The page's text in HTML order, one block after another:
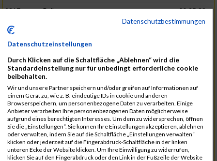
2317
Golbar
00:25:38
5561
00:25:38
12006
Laudien
9273
Nicotra
7717
Lades
00:25:38
15581
Adamczak
00:25:38
3162
Heilig
00:25:39
3107
Schork
00:25:40
5888
Regneri
00:25:41
8971
Bien 00:25:42
Datenschutzbestimmungen
Datenschutzeinstellungen
Durch Klicken auf die Schaltfläche „Ablehnen“ wird die
Standardeinstellung nur für unbedingt erforderliche cookie
beibehalten.
Wir und unsere Partner speichern und/oder greifen auf Informationen auf
einem Gerät zu, wie z. B. eindeutige IDs in cookie und anderen
Browserspeichern, um personenbezogene Daten zu verarbeiten. Einige
Anbieter verarbeiten Ihre personenbezogenen Daten möglicherweise
aufgrund eines berechtigten Interesses. Um dem zu widersprechen, öffnen
Sie die „Einstellungen“. Sie können Ihre Einstellungen akzeptieren, ablehnen
oder verwalten, indem Sie auf die Schaltfläche „Einstellungen verwalten“
klicken oder jederzeit auf die Fingerabdruck-Schaltfläche in der linken
unteren Ecke der Website klicken. Um Ihre Einwilligung zu widerrufen,
klicken Sie auf den Fingerabdruck oder den Link in der Fußzeile der Website